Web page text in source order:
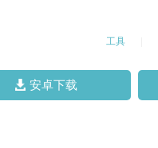
工具
安卓下载